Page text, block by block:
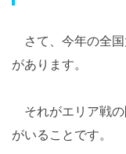
さて、今年の全国
があります。
それがエリア戦の
がいることです。